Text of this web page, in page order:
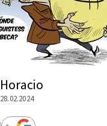
Horacio
28.02.2024